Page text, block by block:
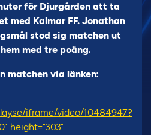
för Djurgården att ta
med Kalmar FF. Jonathan
stod sig matchen ut
med tre poäng.
matchen via länken:
iframe/video/10484947?
height="303"